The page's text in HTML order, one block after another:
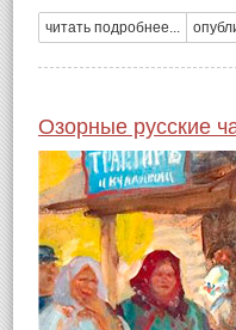
читать подробнее...
Озорные русские